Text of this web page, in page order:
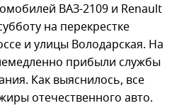
ВАЗ-2109 и Renault
на перекрестке
и улицы Володарская. На
прибыли службы
Как выяснилось, все
отечественного авто.